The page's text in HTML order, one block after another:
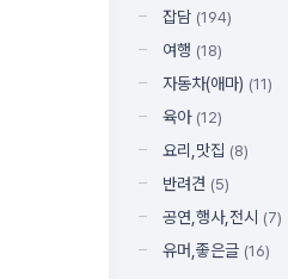
잡담 (194)
여행 (18)
자동차(애마) (11)
육아 (12)
요리,맛집 (8)
반려견 (5)
공연,행사,전시 (7)
유머,좋은글 (16)